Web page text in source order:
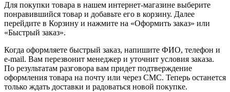
Для покупки товара в нашем интернет-магазине выберите
понравившийся товар и добавьте его в корзину. Далее
перейдите в Корзину и нажмите на «Оформить заказ» или
«Быстрый заказ».
Когда оформляете быстрый заказ, напишите ФИО, телефон и
e-mail. Вам перезвонит менеджер и уточнит условия заказа.
По результатам разговора вам придет подтверждение
оформления товара на почту или через СМС. Теперь останется
только ждать доставки и радоваться новой покупке.